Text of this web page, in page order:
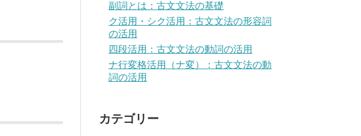
副詞とは：古文文法の基礎
ク活用・シク活用：古文文法の形容詞
の活用
四段活用：古文文法の動詞の活用
ナ行変格活用（ナ変）：古文文法の動
詞の活用
カテゴリー